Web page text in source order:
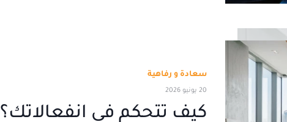
سعادة و رفاهية
20 يونيو 2026
كيف تتحكم في انفعالاتك؟